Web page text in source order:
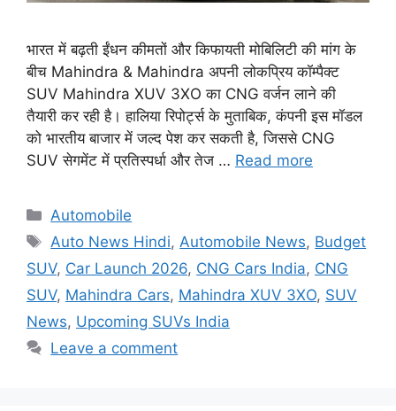
भारत में बढ़ती ईंधन कीमतों और किफायती मोबिलिटी की मांग के
बीच Mahindra & Mahindra अपनी लोकप्रिय कॉम्पैक्ट
SUV Mahindra XUV 3XO का CNG वर्जन लाने की
तैयारी कर रही है। हालिया रिपोर्ट्स के मुताबिक, कंपनी इस मॉडल
को भारतीय बाजार में जल्द पेश कर सकती है, जिससे CNG
SUV सेगमेंट में प्रतिस्पर्धा और तेज … Read more
Categories
Automobile
Tags
Auto News Hindi, Automobile News, Budget
SUV, Car Launch 2026, CNG Cars India, CNG
SUV, Mahindra Cars, Mahindra XUV 3XO, SUV
News, Upcoming SUVs India
Leave a comment